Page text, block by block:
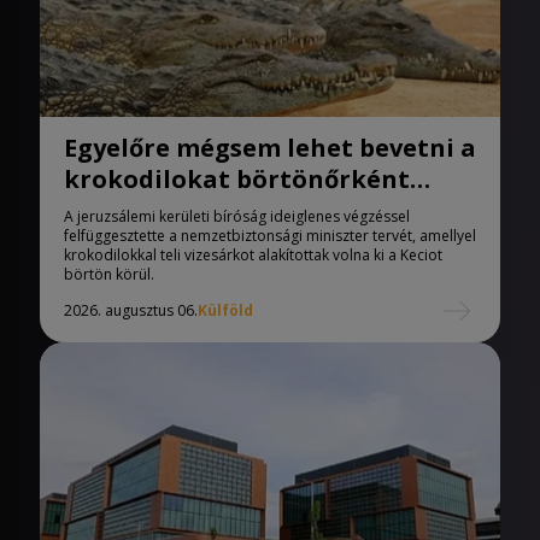
Egyelőre mégsem lehet bevetni a
krokodilokat börtönőrként
Izraelben
A jeruzsálemi kerületi bíróság ideiglenes végzéssel
felfüggesztette a nemzetbiztonsági miniszter tervét, amellyel
krokodilokkal teli vizesárkot alakítottak volna ki a Keciot
börtön körül.
2026. augusztus 06.Külföld